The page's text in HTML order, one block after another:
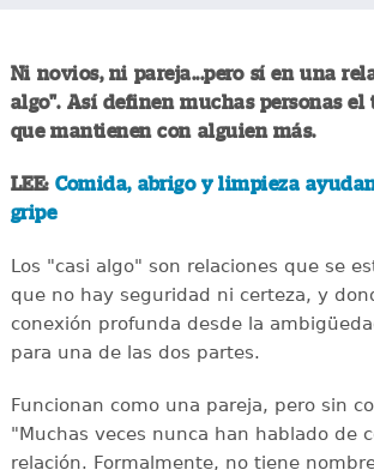
Ni novios, ni pareja...pero sí en una
algo". Así definen muchas personas el
que mantienen con alguien más.
LEE: Comida, abrigo y limpieza
gripe
Los "casi algo" son relaciones que se
que no hay seguridad ni certeza, y
conexión profunda desde la
para una de las dos partes.
Funcionan como una pareja, pero sin
"Muchas veces nunca han hablado de
relación. Formalmente, no tiene